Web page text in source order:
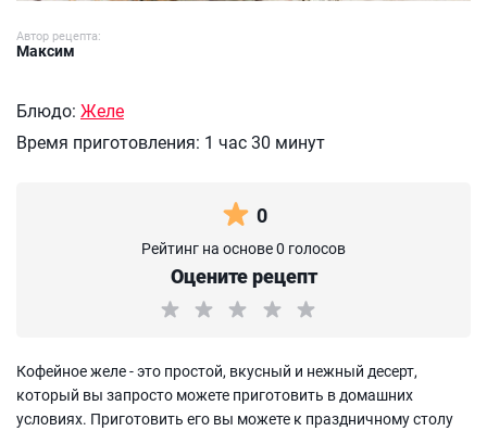
Автор рецепта:
Максим
Блюдо: Желе
Время приготовления: 1 час 30 минут
0
Рейтинг на основе 0 голосов
Оцените рецепт
Кофейное желе - это простой, вкусный и нежный десерт,
который вы запросто можете приготовить в домашних
условиях. Приготовить его вы можете к праздничному столу